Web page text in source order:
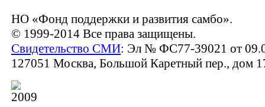
НО «Фонд поддержки и развития самбо».
© 1999-2014 Все права защищены.
Свидетельство СМИ: Эл № ФС77-39021 от
127051 Москва, Большой Каретный пер., дом
2009